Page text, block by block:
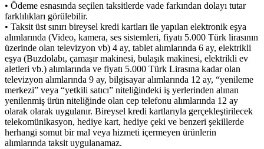
• Ödeme esnasında seçilen taksitlerde vade farkından dolayı tutar
farklılıkları görülebilir.
• Taksit üst sınırı bireysel kredi kartları ile yapılan elektronik eşya
alımlarında (Video, kamera, ses sistemleri, fiyatı 5.000 Türk lirasının
üzerinde olan televizyon vb) 4 ay, tablet alımlarında 6 ay, elektrikli
eşya (Buzdolabı, çamaşır makinesi, bulaşık makinesi, elektrikli ev
aletleri vb.) alımlarında ve fiyatı 5.000 Türk Lirasına kadar olan
televizyon alımlarında 9 ay, bilgisayar alımlarında 12 ay, “yenileme
merkezi” veya “yetkili satıcı” niteliğindeki iş yerlerinden alınan
yenilenmiş ürün niteliğinde olan cep telefonu alımlarında 12 ay
olarak olarak uygulanır. Bireysel kredi kartlarıyla gerçekleştirilecek
telekomünikasyon, hediye kart, hediye çeki ve benzeri şekillerde
herhangi somut bir mal veya hizmeti içermeyen ürünlerin
alımlarında taksit uygulanamaz.